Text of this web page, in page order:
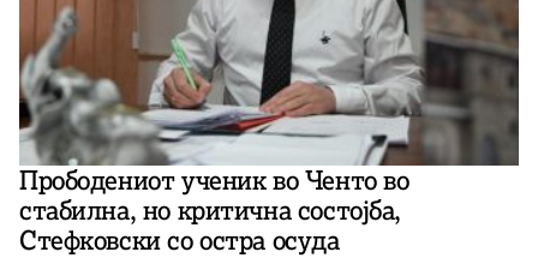
Прободениот ученик во Ченто во
стабилна, но критична состојба,
Стефковски со остра осуда